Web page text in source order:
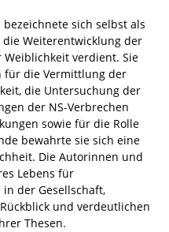
sich selbst als
Weiterentwicklung der
verdient. Sie
für die Vermittlung der
die Untersuchung der
der NS-Verbrechen
sowie für die Rolle
bewahrte sie sich eine
Die Autorinnen und
Lebens für
in der Gesellschaft,
und verdeutlichen
Thesen.